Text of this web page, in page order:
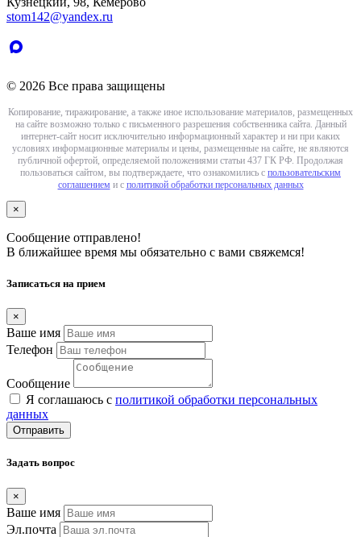
stom142@yandex.ru
© 2026 Все права защищены
Копирование, тиражирование, а также иное использование материалов, размещенных
на сайте возможно только с письменного разрешения собственника сайта. Данный
интернет-сайт носит исключительно информационный характер и ни при каких
условиях информационные материалы и цены, размещенные на сайте, не являются
публичной офертой, определяемой положениями статьи 437 ГК РФ. Продолжая
пользоваться сайтом, вы подтверждаете, что ознакомились с пользовательским
соглашением и с политикой обработки персональных данных
×
Сообщение отправлено!
В ближайшее время мы обязательно с вами свяжемся!
Записаться на прием
×
Ваше имя
Телефон
Сообщение
Я соглашаюсь с политикой обработки персональных
данных
Отправить
Задать вопрос
×
Ваше имя
Эл.почта